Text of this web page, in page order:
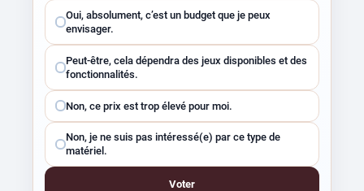
Choisissez
une
réponse
Oui, absolument, c’est un budget que je peux
envisager.
Peut-être, cela dépendra des jeux disponibles et des
fonctionnalités.
Non, ce prix est trop élevé pour moi.
Non, je ne suis pas intéressé(e) par ce type de
matériel.
Voter